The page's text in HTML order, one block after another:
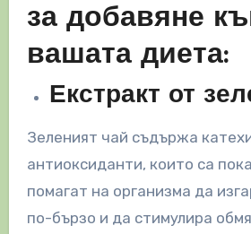
за добавяне
вашата диета:
Екстракт от
Зеленият чай съдържа
антиоксиданти, които са
помагат на организма да
по-бързо и да стимулира